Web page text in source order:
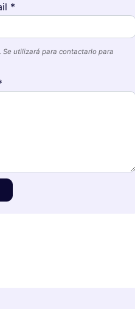
*
utilizará para contactarlo para